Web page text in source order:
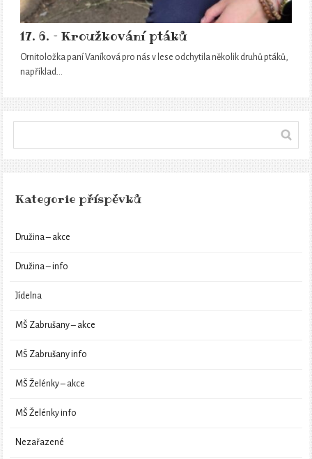
17. 6. – Kroužkování ptáků
Ornitoložka paní Vaníková pro nás v lese odchytila několik druhů ptáků,
například…
Kategorie příspěvků
Družina – akce
Družina – info
Jídelna
MŠ Zabrušany – akce
MŠ Zabrušany info
MŠ Želénky – akce
MŠ Želénky info
Nezařazené